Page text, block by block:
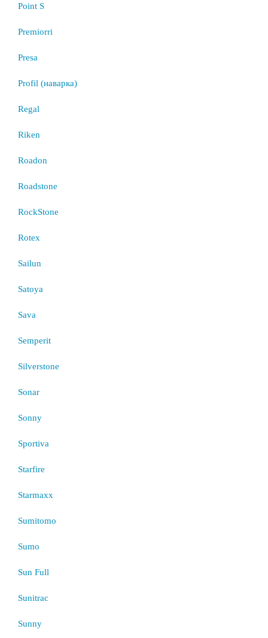
Point S
Premiorri
Presa
Profil (наварка)
Regal
Riken
Roadon
Roadstone
RockStone
Rotex
Sailun
Satoya
Sava
Semperit
Silverstone
Sonar
Sonny
Sportiva
Starfire
Starmaxx
Sumitomo
Sumo
Sun Full
Sunitrac
Sunny